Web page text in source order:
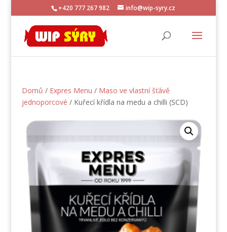
+420 777 267 982 info@wip-syry.cz
Domů / Expres Menu / Maso ve vlastní šťávě
jednoporcové / Kuřecí křídla na medu a chilli (SCD)